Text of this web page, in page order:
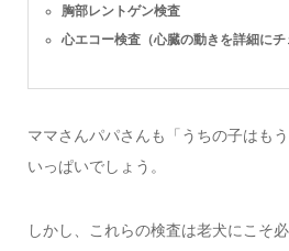
胸部レントゲン検査
心エコー検査（心臓の動きを詳細にチ
ママさんパパさんも「うちの子はも
いっぱいでしょう。
しかし、これらの検査は老犬にこそ